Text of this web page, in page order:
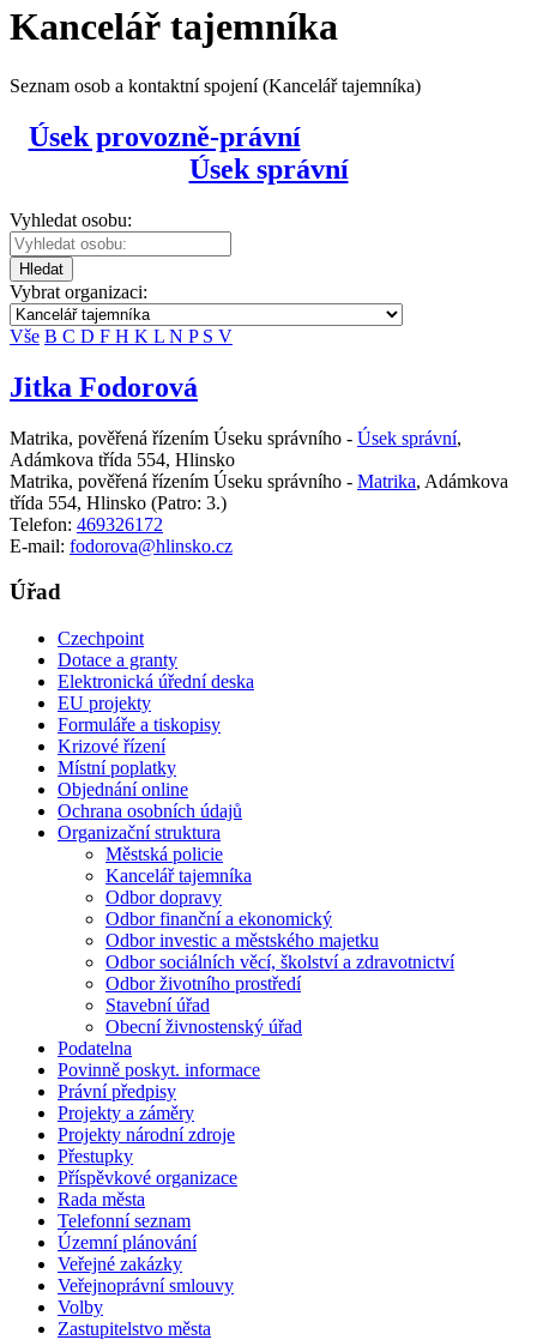
Kancelář tajemníka
Seznam osob a kontaktní spojení (Kancelář tajemníka)
Úsek provozně-právní
Úsek správní
Vyhledat osobu:
Hledat
Vybrat organizaci:
Vše B C D F H K L N P S V
Jitka Fodorová
Matrika, pověřená řízením Úseku správního - Úsek správní,
Adámkova třída 554, Hlinsko
Matrika, pověřená řízením Úseku správního - Matrika, Adámkova
třída 554, Hlinsko (Patro: 3.)
Telefon: 469326172
E-mail: fodorova@hlinsko.cz
Úřad
Czechpoint
Dotace a granty
Elektronická úřední deska
EU projekty
Formuláře a tiskopisy
Krizové řízení
Místní poplatky
Objednání online
Ochrana osobních údajů
Organizační struktura
Městská policie
Kancelář tajemníka
Odbor dopravy
Odbor finanční a ekonomický
Odbor investic a městského majetku
Odbor sociálních věcí, školství a zdravotnictví
Odbor životního prostředí
Stavební úřad
Obecní živnostenský úřad
Podatelna
Povinně poskyt. informace
Právní předpisy
Projekty a záměry
Projekty národní zdroje
Přestupky
Příspěvkové organizace
Rada města
Telefonní seznam
Územní plánování
Veřejné zakázky
Veřejnoprávní smlouvy
Volby
Zastupitelstvo města